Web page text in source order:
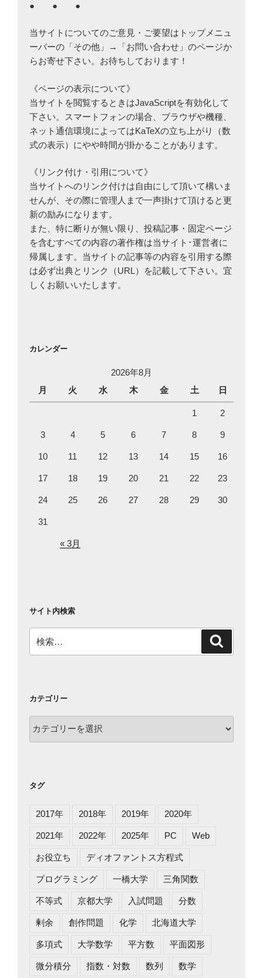
● ● ●
当サイトについてのご意見・ご要望はトップメニュ
ーバーの「その他」→「お問い合わせ」のページか
らお寄せ下さい。お待ちしております！
《ページの表示について》
当サイトを閲覧するときはJavaScriptを有効化して
下さい。スマートフォンの場合、ブラウザや機種、
ネット通信環境によってはKaTeXの立ち上がり（数
式の表示）にやや時間が掛かることがあります。
《リンク付け・引用について》
当サイトへのリンク付けは自由にして頂いて構いま
せんが、その際に管理人まで一声掛けて頂けると更
新の励みになります。
また、特に断りが無い限り、投稿記事・固定ページ
を含むすべての内容の著作権は当サイト･運営者に
帰属します。当サイトの記事等の内容を引用する際
は必ず出典とリンク（URL）を記載して下さい。宜
しくお願いいたします。
カレンダー
2026年8月
月
火 水 木 金 土 日
1 2
3 4 5 6 7 8 9
10 11 12 13 14 15 16
17 18 19 20 21 22 23
24 25 26 27 28 29 30
31
« 3月
サイト内検索
索:
カテゴリー
テ
タグ
2017年 2018年 2019年 2020年
2021年 2022年 2025年 PC Web
お役立ち ディオファントス方程式
プログラミング 一橋大学 三角関数
不等式 京都大学 入試問題 分数
剰余 創作問題 化学 北海道大学
多項式 大学数学 平方数 平面図形
微分積分 指数・対数 数列 数学